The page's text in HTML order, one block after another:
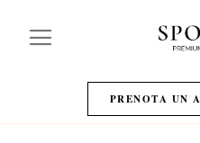
PRENOTA UN